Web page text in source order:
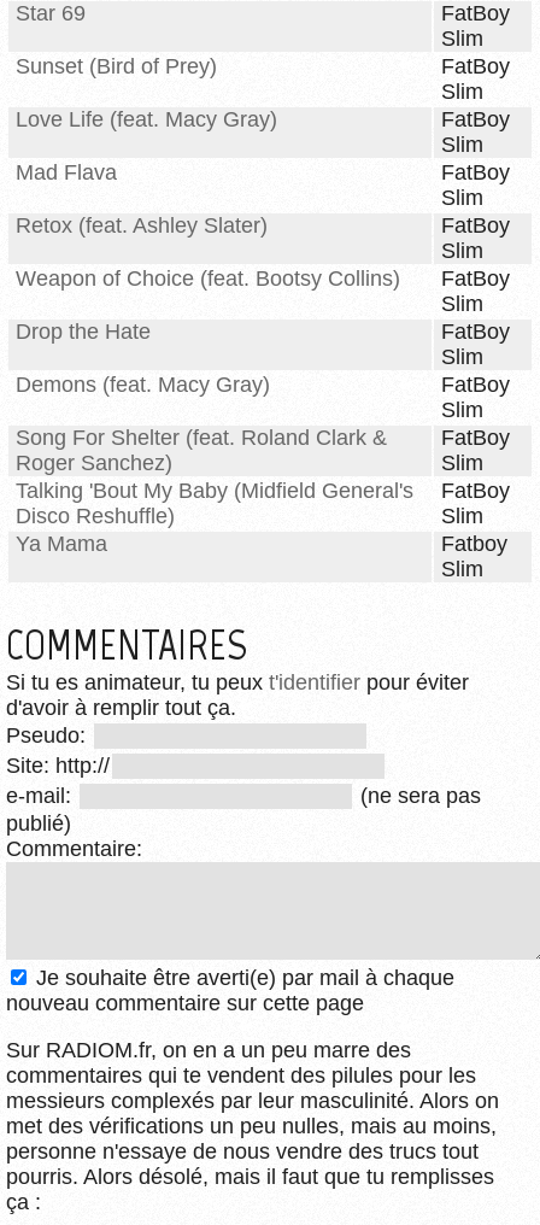
Star 69
FatBoy
Slim
Sunset (Bird of Prey)
FatBoy
Slim
Love Life (feat. Macy Gray)
FatBoy
Slim
Mad Flava
FatBoy
Slim
Retox (feat. Ashley Slater)
FatBoy
Slim
Weapon of Choice (feat. Bootsy Collins)
FatBoy
Slim
Drop the Hate
FatBoy
Slim
Demons (feat. Macy Gray)
FatBoy
Slim
Song For Shelter (feat. Roland Clark &
Roger Sanchez)
FatBoy
Slim
Talking 'Bout My Baby (Midfield General's
Disco Reshuffle)
FatBoy
Slim
Ya Mama
Fatboy
Slim
COMMENTAIRES
Si tu es animateur, tu peux t'identifier pour éviter
d'avoir à remplir tout ça.
Pseudo:
Site: http://
e-mail:
(ne sera pas
publié)
Commentaire:
Je souhaite être averti(e) par mail à chaque
nouveau commentaire sur cette page
Sur RADIOM.fr, on en a un peu marre des
commentaires qui te vendent des pilules pour les
messieurs complexés par leur masculinité. Alors on
met des vérifications un peu nulles, mais au moins,
personne n'essaye de nous vendre des trucs tout
pourris. Alors désolé, mais il faut que tu remplisses
ça :